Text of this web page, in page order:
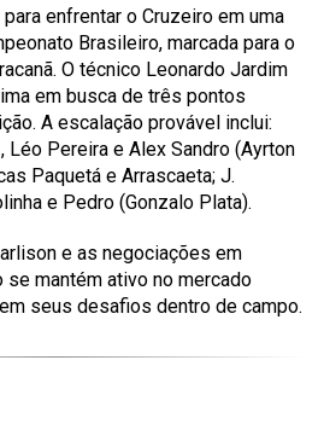
enfrentar o Cruzeiro em uma
Brasileiro, marcada para o
O técnico Leonardo Jardim
em busca de três pontos
A escalação provável inclui:
Léo Pereira e Alex Sandro (Ayrton
Paquetá e Arrascaeta; J.
e Pedro (Gonzalo Plata).
e as negociações em
se mantém ativo no mercado
seus desafios dentro de campo.